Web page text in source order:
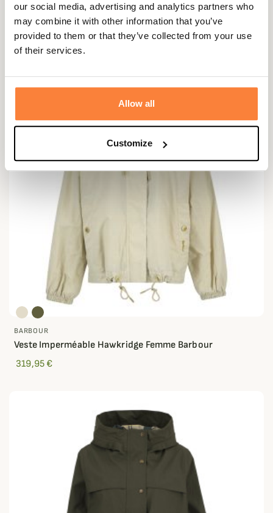
our social media, advertising and analytics partners who
may combine it with other information that you’ve
provided to them or that they’ve collected from your use
of their services.
Allow all
Customize
Veste Imperméable Icons Bedale Femme Barbour
379,95 €
BARBOUR
Veste Imperméable Hawkridge Femme Barbour
319,95 €